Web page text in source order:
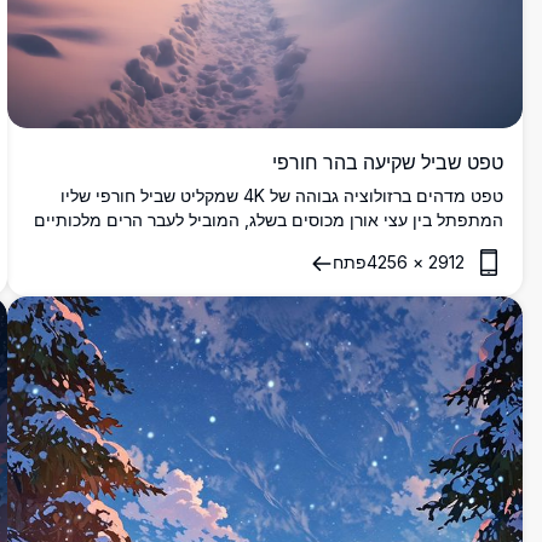
טפט שביל שקיעה בהר חורפי
טפט מדהים ברזולוציה גבוהה של 4K שמקליט שביל חורפי שליו
המתפתל בין עצי אורן מכוסים בשלג, המוביל לעבר הרים מלכותיים
אור חם על הנוף הקפוא. מושלם עבור חובבי טבע, תמונה מדהימה זו
מביאה את השלווה של בריחה להר מושלג לשולחן העבודה או למסך
הטלפון שלך, אידיאלית לרקע מרגיע וציורי.
2912
×
4256פתח